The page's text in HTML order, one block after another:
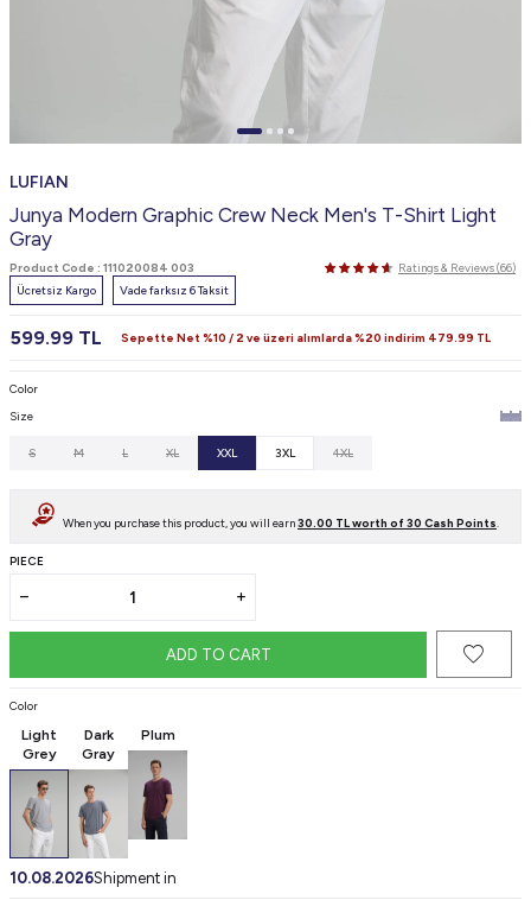
LUFIAN
Junya Modern Graphic Crew Neck Men's T-Shirt Light
Gray
Product Code : 111020084 003
Ratings & Reviews (66)
Ücretsiz Kargo
Vade farksız 6 Taksit
599.99 TL Sepette Net %10 / 2 ve üzeri alımlarda %20 indirim 479.99 TL
Color
Size
S M L XL XXL 3XL 4XL
When you purchase this product, you will earn30.00 TL worth of30 Cash Points
PIECE
ADD TO CART
Color
Light
Grey
Dark
Gray
Plum
10.08.2026Shipment in